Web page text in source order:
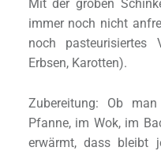
Mit der groben
immer noch nicht
noch pasteurisiertes
Erbsen, Karotten).
Zubereitung: Ob
Pfanne, im Wok, im
erwärmt, dass bleibt